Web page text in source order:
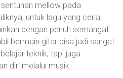
mellow pada
untuk lagu yang ceria,
dengan penuh semangat.
bermain gitar bisa jadi sangat
teknik, tapi juga
diri melalui musik.